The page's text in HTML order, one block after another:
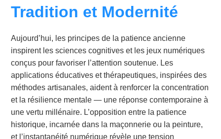
Tradition et Modernité
Aujourd’hui, les principes de la patience ancienne
inspirent les sciences cognitives et les jeux numériques
conçus pour favoriser l’attention soutenue. Les
applications éducatives et thérapeutiques, inspirées des
méthodes artisanales, aident à renforcer la concentration
et la résilience mentale — une réponse contemporaine à
une vertu millénaire. L’opposition entre la patience
historique, incarnée dans la maçonnerie ou la peinture,
et l’instantanéité numérique révèle une tension